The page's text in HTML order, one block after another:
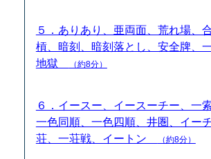
５．ありあり、亜両面、荒れ場、
槓、暗刻、暗刻落とし、安全牌、
地獄
（約8分）
６．イースー、イースーチー、一
一色同順、一色四順、井圏、イー
荘、一荘戦、イートン
（約8分）